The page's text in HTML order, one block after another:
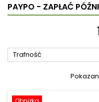
PAYPO - ZAPŁAĆ
Trafność